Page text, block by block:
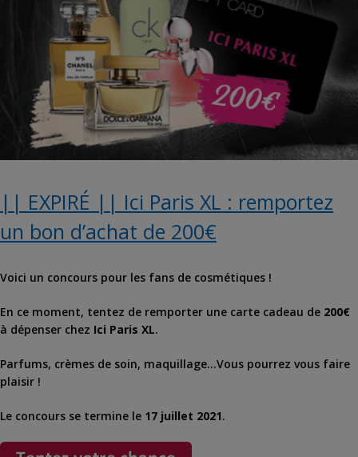
|| EXPIRÉ || Ici Paris XL : remportez
un bon d’achat de 200€
Voici un concours pour les fans de cosmétiques !
En ce moment, tentez de remporter une carte cadeau de 200€
à dépenser chez Ici Paris XL.
Parfums, crèmes de soin, maquillage…Vous pourrez vous faire
plaisir !
Le concours se termine le 17 juillet 2021.